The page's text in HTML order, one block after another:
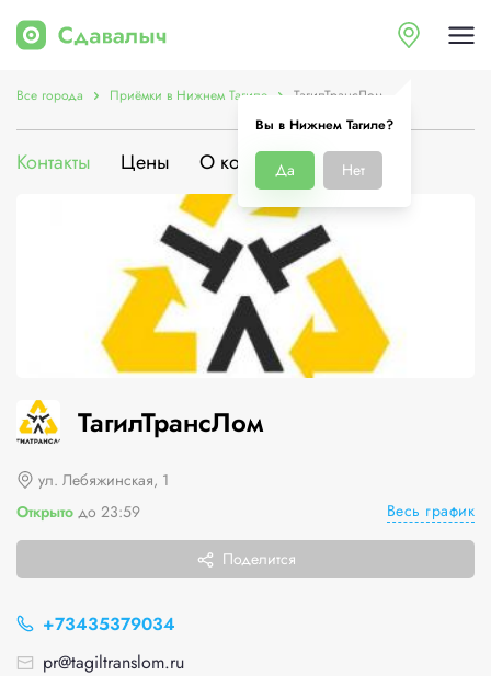
Вы в Нижнем Тагиле?
Да Нет
Все города Приёмки в Нижнем Тагиле ТагилТрансЛом
Контакты Цены О компании
ТагилТрансЛом
ул. Лебяжинская, 1
Открыто до 23:59 Весь график
Поделится
+73435379034
pr@tagiltranslom.ru